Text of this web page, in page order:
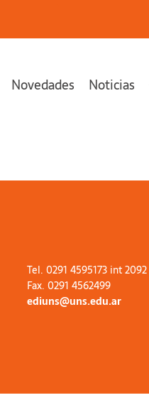
Novedades Noticias
Tel. 0291 4595173 int 2092
Fax. 0291 4562499
ediuns@uns.edu.ar